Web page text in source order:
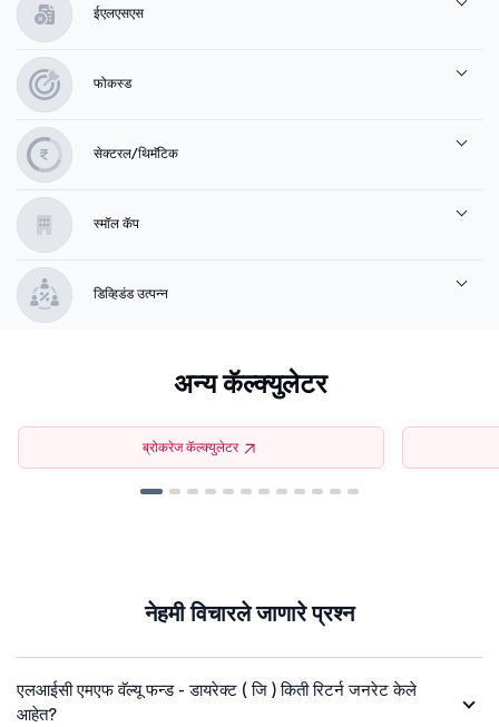
ईएलएसएस
फोकस्ड
सेक्टरल/थिमॅटिक
स्मॉल कॅप
डिव्हिडंड उत्पन्न
अन्य कॅल्क्युलेटर
ब्रोकरेज कॅल्क्युलेटर
नेहमी विचारले जाणारे प्रश्न
एलआईसी एमएफ वॅल्यू फन्ड - डायरेक्ट ( जि ) किती रिटर्न जनरेट केले
आहेत?